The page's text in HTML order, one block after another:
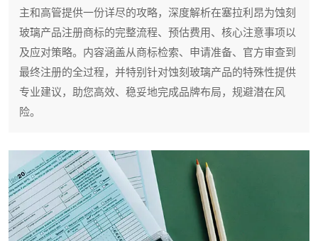
主和高管提供一份详尽的攻略，深度解析在塞拉利昂为蚀刻
玻璃产品注册商标的完整流程、预估费用、核心注意事项以
及应对策略。内容涵盖从商标检索、申请准备、官方审查到
最终注册的全过程，并特别针对蚀刻玻璃产品的特殊性提供
专业建议，助您高效、稳妥地完成品牌布局，规避潜在风
险。